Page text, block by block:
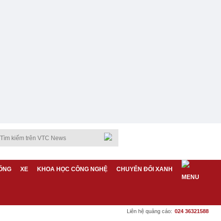
XE KHOA HỌC CÔNG NGHỆ CHUYỂN ĐỔI XANH
Liên hệ quảng cáo: 024 36321588